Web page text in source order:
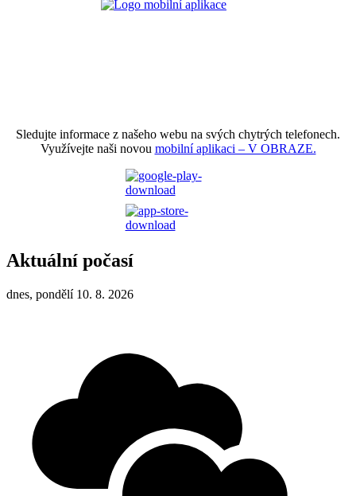
Sledujte informace z našeho webu na svých chytrých telefonech.
Využívejte naši novou mobilní aplikaci – V OBRAZE.
Aktuální počasí
dnes, pondělí 10. 8. 2026